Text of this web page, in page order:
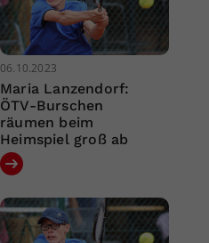
06.10.2023
Maria Lanzendorf:
ÖTV-Burschen
räumen beim
Heimspiel groß ab